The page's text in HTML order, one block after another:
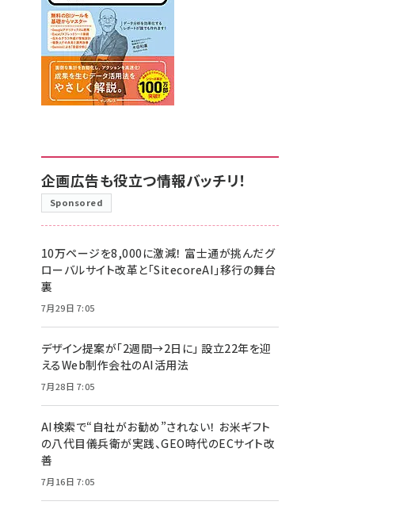
7月31日 10:00
企画広告も役立つ情報バッチリ！
Sponsored
10万ページを8,000に激減！ 富士通が挑んだグ
ローバルサイト改革と「SitecoreAI」移行の舞台
裏
7月29日 7:05
デザイン提案が「2週間→2日に」 設立22年を迎
えるWeb制作会社のAI活用法
7月28日 7:05
AI検索で“自社がお勧め”されない！ お米ギフト
の八代目儀兵衛が実践、GEO時代のECサイト改
善
7月16日 7:05